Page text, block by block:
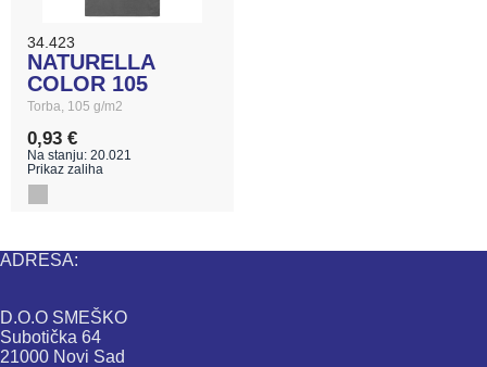
34.423
NATURELLA
COLOR 105
Torba, 105 g/m2
0,93 €
Na stanju: 20.021
Prikaz zaliha
ADRESA:
D.O.O SMEŠKO
Subotička 64
21000 Novi Sad